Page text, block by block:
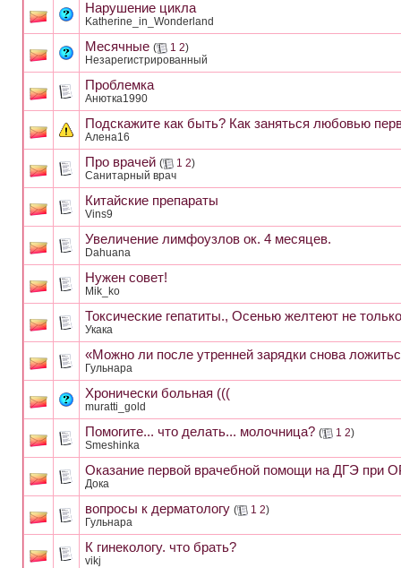
Нарушение цикла
Katherine_in_Wonderland
Месячные ( 1 2)
Незарегистрированный
Проблемка
Анютка1990
Подскажите как быть? Как заняться любовью
Алена16
Про врачей ( 1 2)
Санитарный врач
Китайские препараты
Vins9
Увеличение лимфоузлов ок. 4 месяцев.
Dahuana
Нужен совет!
Mik_ko
Токсические гепатиты., Осенью желтеют не
Укака
«Можно ли после утренней зарядки снова
Гульнара
Хронически больная (((
muratti_gold
Помогите... что делать... молочница? ( 1 2)
Smeshinka
Оказание первой врачебной помощи на ДГЭ при
Дока
вопросы к дерматологу ( 1 2)
Гульнара
К гинекологу. что брать?
vikj